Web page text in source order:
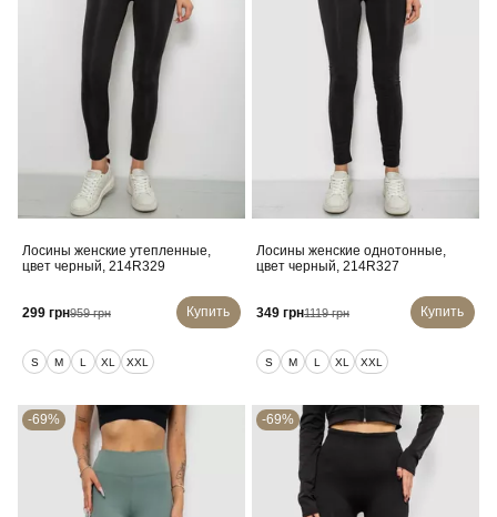
Лосины женские утепленные,
цвет черный, 214R329
299 грн959 грн Купить
S M L XL XXL
Лосины женские однотонные,
цвет черный, 214R327
349 грн1119 грн Купить
S M L XL XXL
-69% -69%